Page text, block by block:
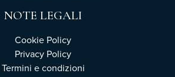
NOTE LEGALI
Cookie Policy
Privacy Policy
Termini e condizioni